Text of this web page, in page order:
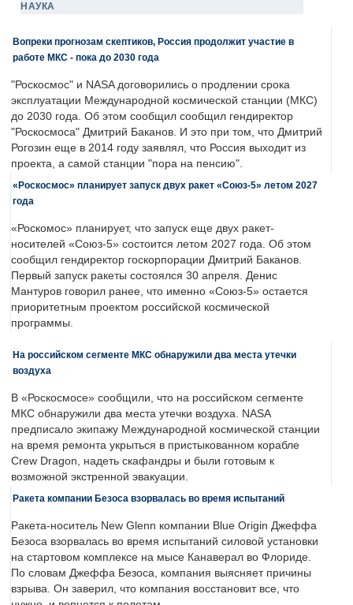
НАУКА
Вопреки прогнозам скептиков, Россия продолжит участие в
работе МКС - пока до 2030 года
"Роскосмос" и NASA договорились о продлении срока
эксплуатации Международной космической станции (МКС)
до 2030 года. Об этом сообщил сообщил гендиректор
"Роскосмоса" Дмитрий Баканов. И это при том, что Дмитрий
Рогозин еще в 2014 году заявлял, что Россия выходит из
проекта, а самой станции "пора на пенсию".
«Роскосмос» планирует запуск двух ракет «Союз-5» летом 2027
года
«Роскомос» планирует, что запуск еще двух ракет-
носителей «Союз-5» состоится летом 2027 года. Об этом
сообщил гендиректор госкорпорации Дмитрий Баканов.
Первый запуск ракеты состоялся 30 апреля. Денис
Мантуров говорил ранее, что именно «Союз-5» остается
приоритетным проектом российской космической
программы.
На российском сегменте МКС обнаружили два места утечки
воздуха
В «Роскосмосе» сообщили, что на российском сегменте
МКС обнаружили два места утечки воздуха. NASA
предписало экипажу Международной космической станции
на время ремонта укрыться в пристыкованном корабле
Crew Dragon, надеть скафандры и были готовым к
возможной экстренной эвакуации.
Ракета компании Безоса взорвалась во время испытаний
Ракета-носитель New Glenn компании Blue Origin Джеффа
Безоса взорвалась во время испытаний силовой установки
на стартовом комплексе на мысе Канаверал во Флориде.
По словам Джеффа Безоса, компания выясняет причины
взрыва. Он заверил, что компания восстановит все, что